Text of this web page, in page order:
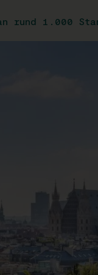
rund 1.000